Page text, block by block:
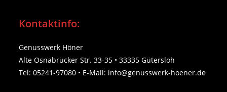
Kontaktinfo:
Genusswerk Höner
Alte Osnabrücker Str. 33-35 • 33335 Gütersloh
Tel: 05241-97080 • E-Mail: info@genusswerk-hoener.de